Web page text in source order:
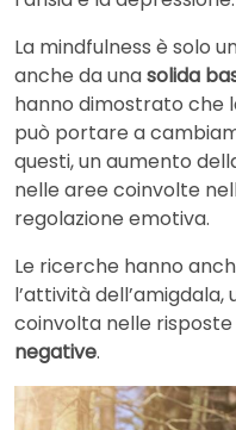
La mindfulness è solo
anche da unasolida
hanno dimostrato che
può portare a
questi, un aumento
nelle aree coinvolte
regolazione emotiva.
Le ricerche hanno
l’attività
coinvolta nelle
negative.